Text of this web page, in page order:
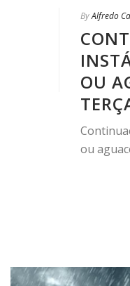
ByAlfredo
OU
ou